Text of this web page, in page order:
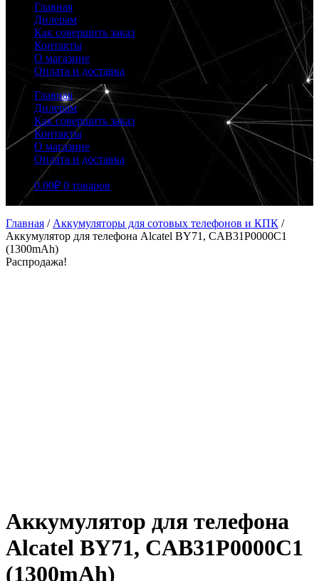
Главная
Дилерам
Как совершить заказ
Контакты
О магазине
Оплата и доставка
Главная
Дилерам
Как совершить заказ
Контакты
О магазине
Оплата и доставка
0.00₽ 0 товаров
Главная / Аккумуляторы для сотовых телефонов и КПК /
Аккумулятор для телефона Alcatel BY71, CAB31P0000C1
(1300mAh)
Распродажа!
Аккумулятор для телефона
Alcatel BY71, CAB31P0000C1
(1300mAh)